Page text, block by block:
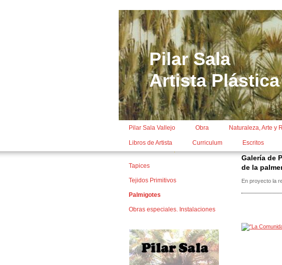
Pilar Sala
Artista Plástica
Pilar Sala Vallejo Obra Naturaleza, Arte y
Libros de Artista Curriculum Escritos
Tapices
Tejidos Primitivos
Palmigotes
Obras especiales. Instalaciones
Galería de
de la
En proyecto la